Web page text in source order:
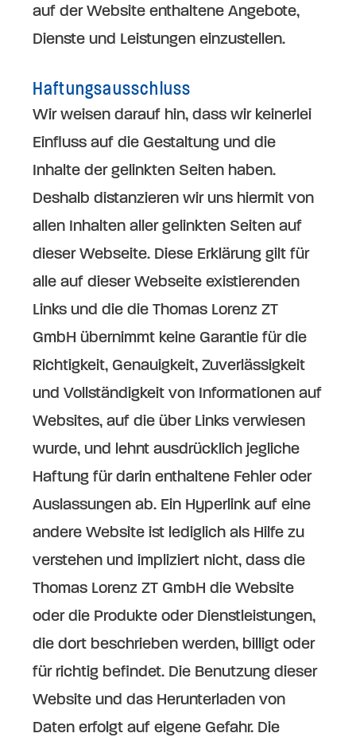
auf der Website enthaltene Angebote,
Dienste und Leistungen einzustellen.
Haftungsausschluss
Wir weisen darauf hin, dass wir keinerlei
Einfluss auf die Gestaltung und die
Inhalte der gelinkten Seiten haben.
Deshalb distanzieren wir uns hiermit von
allen Inhalten aller gelinkten Seiten auf
dieser Webseite. Diese Erklärung gilt für
alle auf dieser Webseite existierenden
Links und die die Thomas Lorenz ZT
GmbH übernimmt keine Garantie für die
Richtigkeit, Genauigkeit, Zuverlässigkeit
und Vollständigkeit von Informationen auf
Websites, auf die über Links verwiesen
wurde, und lehnt ausdrücklich jegliche
Haftung für darin enthaltene Fehler oder
Auslassungen ab. Ein Hyperlink auf eine
andere Website ist lediglich als Hilfe zu
verstehen und impliziert nicht, dass die
Thomas Lorenz ZT GmbH die Website
oder die Produkte oder Dienstleistungen,
die dort beschrieben werden, billigt oder
für richtig befindet. Die Benutzung dieser
Website und das Herunterladen von
Daten erfolgt auf eigene Gefahr. Die